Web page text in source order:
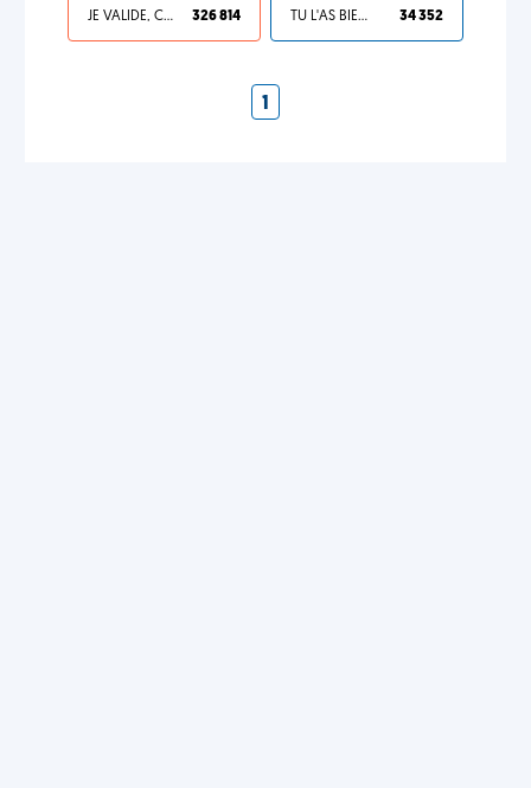
JE VALIDE, C'EST UNE VDM 326 814 TU L'AS BIEN MÉRITÉ 34 352
1